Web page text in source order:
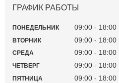
ГРАФИК РАБОТЫ
ПОНЕДЕЛЬНИК 09:00 18:00
ВТОРНИК 09:00 18:00
СРЕДА 09:00 18:00
ЧЕТВЕРГ 09:00 18:00
ПЯТНИЦА 09:00 18:00